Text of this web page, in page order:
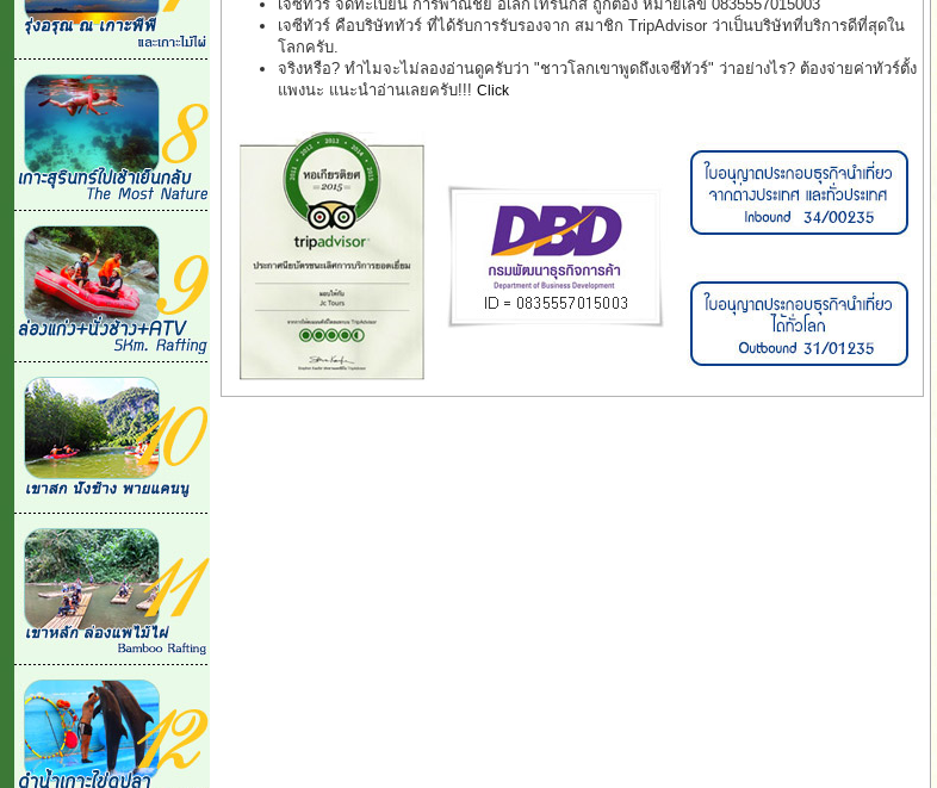
เจซีทัวร์ จดทะเบียน การพาณิชย์ อิเล็กโทรนิกส์ ถูกต้อง หมายเลข 0835557015003
เจซีทัวร์ คือบริษัททัวร์ ที่ได้รับการรับรองจาก สมาชิก TripAdvisor ว่าเป็นบริษัทที่บริการดีที่สุดใน
โลกครับ.
จริงหรือ? ทำไมจะไม่ลองอ่านดูครับว่า "ชาวโลกเขาพูดถึงเจซีทัวร์" ว่าอย่างไร? ต้องจ่ายค่าทัวร์ตั้ง
แพงนะ แนะนำอ่านเลยครับ!!! Click